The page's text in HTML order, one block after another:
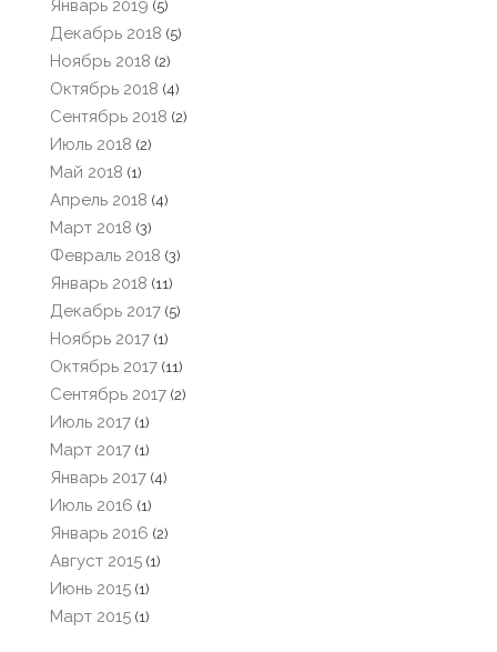
Январь 2019 (5)
Декабрь 2018 (5)
Ноябрь 2018 (2)
Октябрь 2018 (4)
Сентябрь 2018 (2)
Июль 2018 (2)
Май 2018 (1)
Апрель 2018 (4)
Март 2018 (3)
Февраль 2018 (3)
Январь 2018 (11)
Декабрь 2017 (5)
Ноябрь 2017 (1)
Октябрь 2017 (11)
Сентябрь 2017 (2)
Июль 2017 (1)
Март 2017 (1)
Январь 2017 (4)
Июль 2016 (1)
Январь 2016 (2)
Август 2015 (1)
Июнь 2015 (1)
Март 2015 (1)